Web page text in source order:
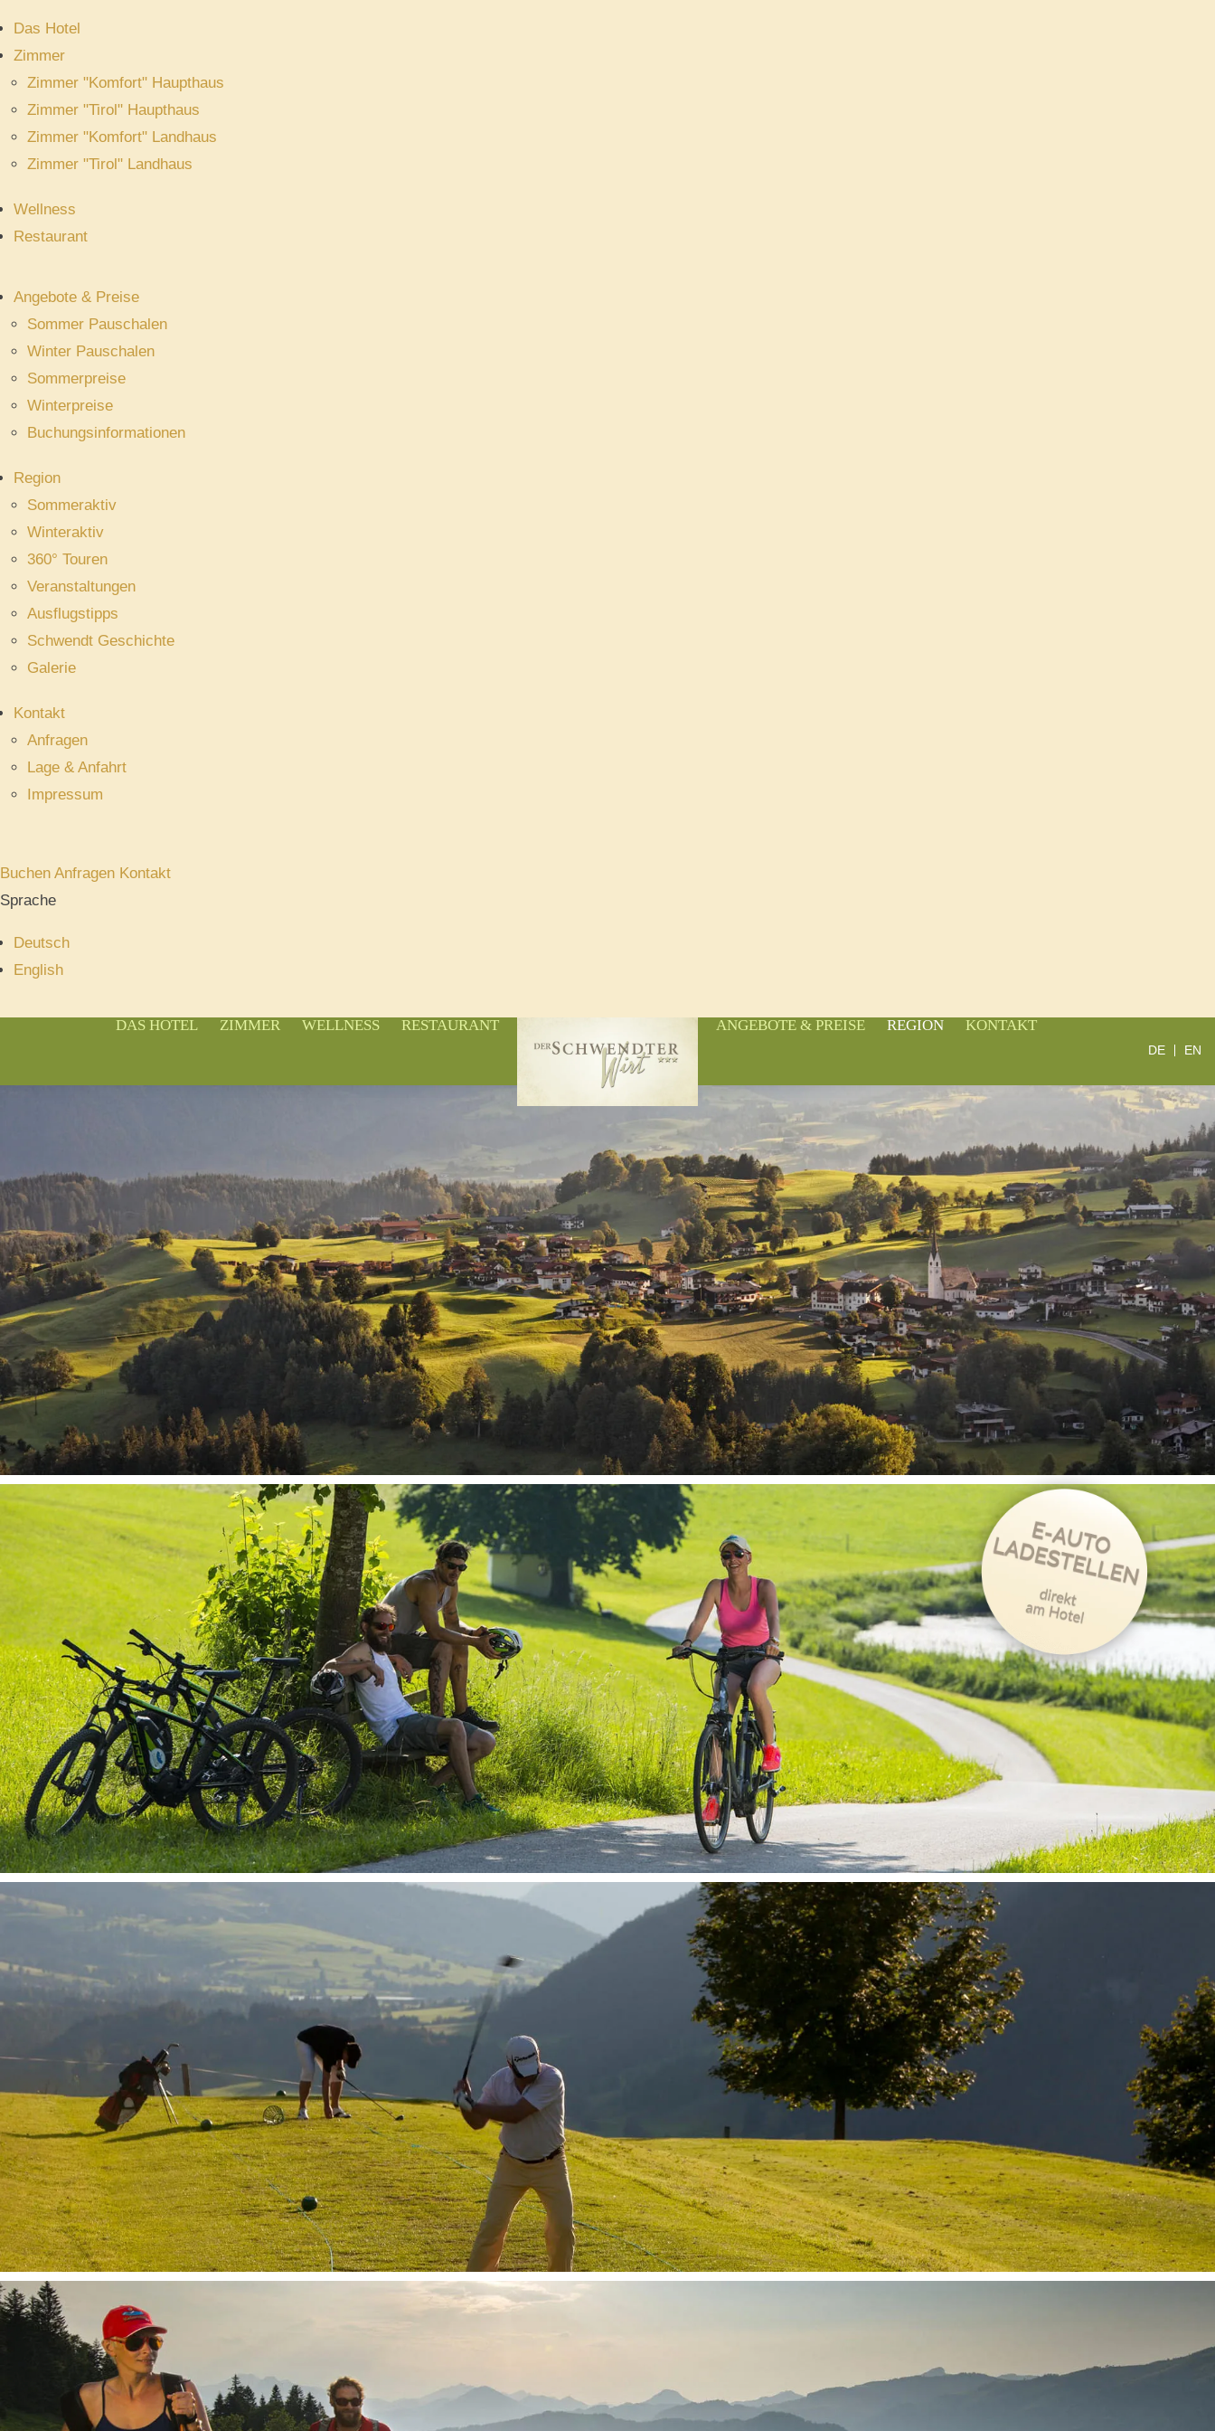
Das Hotel
Zimmer
Zimmer "Komfort" Haupthaus
Zimmer "Tirol" Haupthaus
Zimmer "Komfort" Landhaus
Zimmer "Tirol" Landhaus
Wellness
Restaurant
Angebote & Preise
Sommer Pauschalen
Winter Pauschalen
Sommerpreise
Winterpreise
Buchungsinformationen
Region
Sommeraktiv
Winteraktiv
360° Touren
Veranstaltungen
Ausflugstipps
Schwendt Geschichte
Galerie
Kontakt
Anfragen
Lage & Anfahrt
Impressum
Buchen Anfragen Kontakt
Sprache
Deutsch
English
DE EN
DAS HOTEL ZIMMER WELLNESS RESTAURANT ANGEBOTE & PREISE REGION KONTAKT